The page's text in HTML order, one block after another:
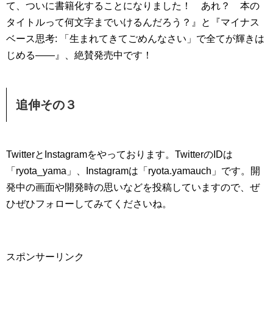
て、ついに書籍化することになりました！ あれ？ 本の
タイトルって何文字までいけるんだろう？』と『マイナス
ベース思考: 「生まれてきてごめんなさい」で全てが輝きは
じめる――』、絶賛発売中です！
追伸その３
TwitterとInstagramをやっております。TwitterのIDは
「ryota_yama」、Instagramは「ryota.yamauch」です。開
発中の画面や開発時の思いなどを投稿していますので、ぜ
ひぜひフォローしてみてくださいね。
スポンサーリンク